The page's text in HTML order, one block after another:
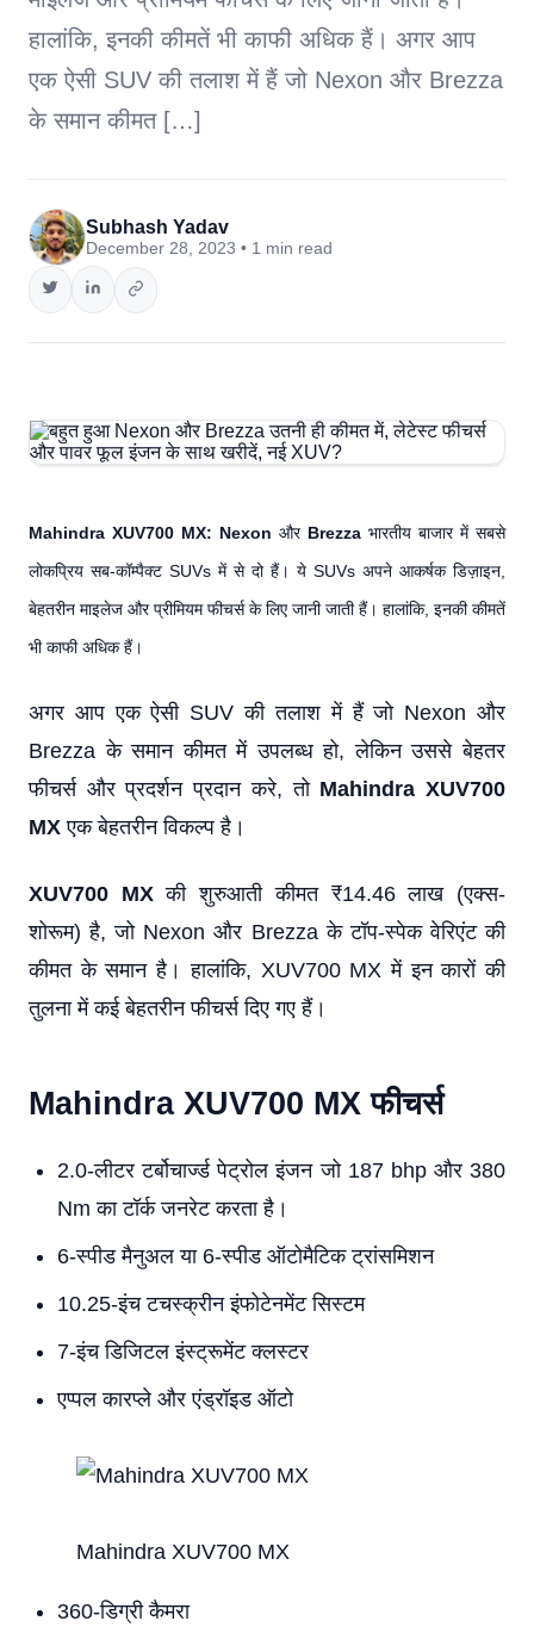
हालांकि, इनकी कीमतें भी काफी अधिक हैं। अगर आप
एक ऐसी SUV की तलाश में हैं जो Nexon और Brezza
के समान कीमत […]
Subhash Yadav
December 28, 2023 • 1 min read
Mahindra XUV700 MX: Nexon और Brezza भारतीय बाजार में सबसे
लोकप्रिय सब-कॉम्पैक्ट SUVs में से दो हैं। ये SUVs अपने आकर्षक डिज़ाइन,
बेहतरीन माइलेज और प्रीमियम फीचर्स के लिए जानी जाती हैं। हालांकि, इनकी कीमतें
भी काफी अधिक हैं।
अगर आप एक ऐसी SUV की तलाश में हैं जो Nexon और
Brezza के समान कीमत में उपलब्ध हो, लेकिन उससे बेहतर
फीचर्स और प्रदर्शन प्रदान करे, तो Mahindra XUV700
MX एक बेहतरीन विकल्प है।
XUV700 MX की शुरुआती कीमत ₹14.46 लाख (एक्स-
शोरूम) है, जो Nexon और Brezza के टॉप-स्पेक वेरिएंट की
कीमत के समान है। हालांकि, XUV700 MX में इन कारों की
तुलना में कई बेहतरीन फीचर्स दिए गए हैं।
Mahindra XUV700 MX फीचर्स
2.0-लीटर टर्बोचार्ज्ड पेट्रोल इंजन जो 187 bhp और 380
Nm का टॉर्क जनरेट करता है।
6-स्पीड मैनुअल या 6-स्पीड ऑटोमैटिक ट्रांसमिशन
10.25-इंच टचस्क्रीन इंफोटेनमेंट सिस्टम
7-इंच डिजिटल इंस्ट्रूमेंट क्लस्टर
एप्पल कारप्ले और एंड्रॉइड ऑटो
Mahindra XUV700 MX
360-डिग्री कैमरा